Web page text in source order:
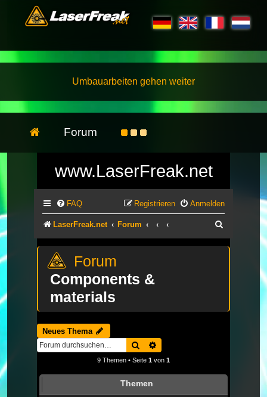
Umbauarbeiten gehen weiter
Forum
www.LaserFreak.net
FAQ Anmelden
Registrieren
LaserFreak.net Forum
Components &
materials
Neues Thema
Suche
9 Themen • Seite 1 von 1
Themen